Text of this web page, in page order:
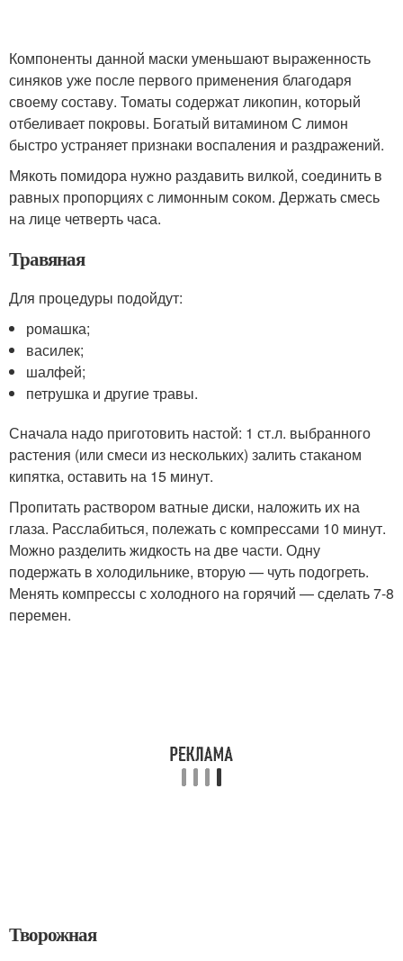
Компоненты данной маски уменьшают выраженность
синяков уже после первого применения благодаря
своему составу. Томаты содержат ликопин, который
отбеливает покровы. Богатый витамином С лимон
быстро устраняет признаки воспаления и раздражений.
Мякоть помидора нужно раздавить вилкой, соединить в
равных пропорциях с лимонным соком. Держать смесь
на лице четверть часа.
Травяная
Для процедуры подойдут:
ромашка;
василек;
шалфей;
петрушка и другие травы.
Сначала надо приготовить настой: 1 ст.л. выбранного
растения (или смеси из нескольких) залить стаканом
кипятка, оставить на 15 минут.
Пропитать раствором ватные диски, наложить их на
глаза. Расслабиться, полежать с компрессами 10 минут.
Можно разделить жидкость на две части. Одну
подержать в холодильнике, вторую — чуть подогреть.
Менять компрессы с холодного на горячий — сделать 7-8
перемен.
Творожная